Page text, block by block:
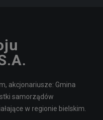
akcjonariusze: Gmina
samorządów
w regionie bielskim.